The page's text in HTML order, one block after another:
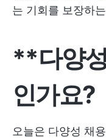
는 기회를 보장하
**다양
인가요?
오늘은 다양성 채